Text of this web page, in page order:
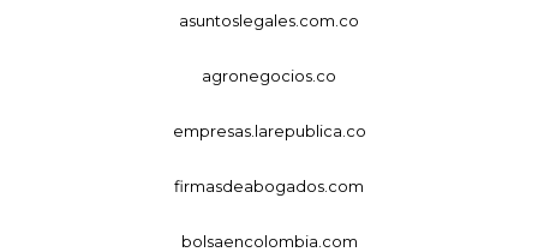
asuntoslegales.com.co
agronegocios.co
empresas.larepublica.co
firmasdeabogados.com
bolsaencolombia.com